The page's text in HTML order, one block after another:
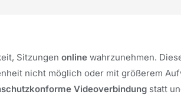
Sitzungen online wahrzunehmen.
nicht möglich oder mit größerem
Videoverbindung statt